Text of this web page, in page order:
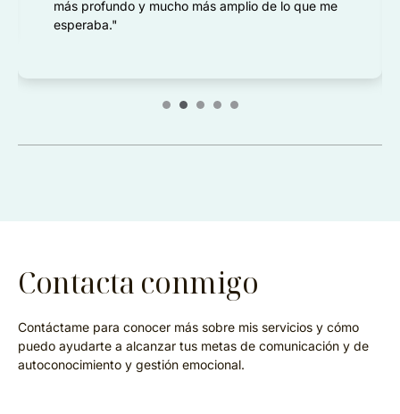
más profundo y mucho más amplio de lo que me
esperaba."
Contacta conmigo
Contáctame para conocer más sobre mis servicios y cómo
puedo ayudarte a alcanzar tus metas de comunicación y de
autoconocimiento y gestión emocional.